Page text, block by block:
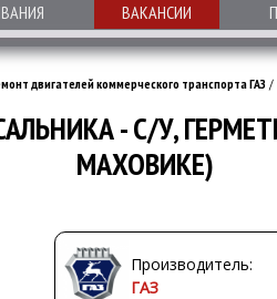
ВАКАНСИИ
двигателей коммерческого транспорта ГАЗ/
- С/У,
МАХОВИКЕ)
Производитель:
ГАЗ